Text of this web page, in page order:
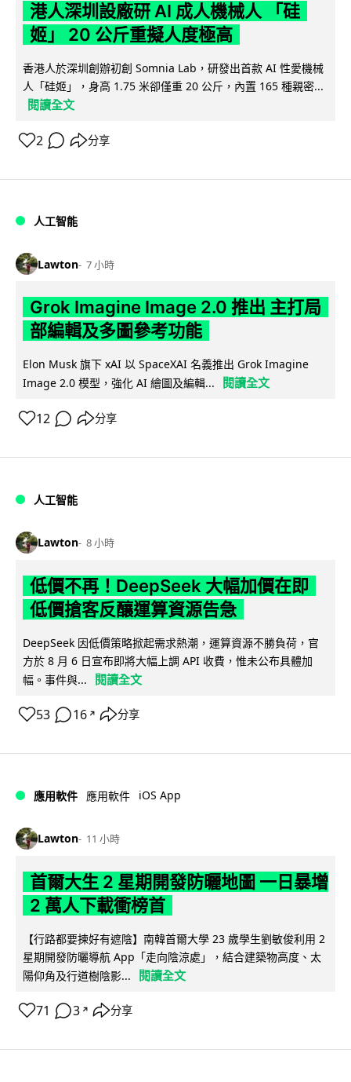
港人深圳設廠研 AI 成人機械人 「硅
姬」 20 公斤重擬人度極高
香港人於深圳創辦初創 Somnia Lab，研發出首款 AI 性愛機械
人「硅姬」，身高 1.75 米卻僅重 20 公斤，內置 165 種親密...
閱讀全文
2 分享
人工智能
Lawton 7 小時
Grok Imagine Image 2.0 推出 主打局
部編輯及多圖參考功能
Elon Musk 旗下 xAI 以 SpaceXAI 名義推出 Grok Imagine
Image 2.0 模型，強化 AI 繪圖及編輯...
閱讀全文
12 分享
人工智能
Lawton 8 小時
低價不再！DeepSeek 大幅加價在即
低價搶客反釀運算資源告急
DeepSeek 因低價策略掀起需求熱潮，運算資源不勝負荷，官
方於 8 月 6 日宣布即將大幅上調 API 收費，惟未公布具體加
幅。事件與...
閱讀全文
53 16 ↗ 分享
應用軟件 應用軟件 iOS App
Lawton 11 小時
首爾大生 2 星期開發防曬地圖 一日暴增
2 萬人下載衝榜首
【行路都要揀好有遮陰】南韓首爾大學 23 歲學生劉敏俊利用 2
星期開發防曬導航 App「走向陰涼處」，結合建築物高度、太
陽仰角及行道樹陰影...
閱讀全文
71 3 ↗ 分享